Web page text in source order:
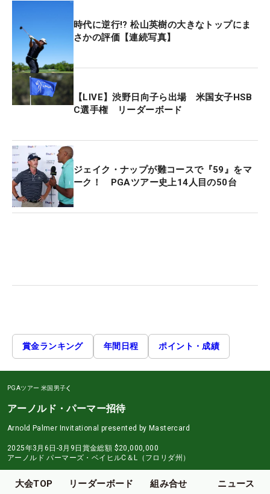
時代に逆行!? 松山英樹の大きなトップにま
さかの評価【連続写真】
【LIVE】渋野日向子ら出場 米国女子HSB
C選手権 リーダーボード
ジェイク・ナップが難コースで『59』をマ
ーク！ PGAツアー史上14人目の50台
賞金ランキング 年間日程 ポイント・成績
PGAツアー 米国男子
アーノルド・パーマー招待
Arnold Palmer Invitational presented by Mastercard
2025年3月6日-3月9日 賞金総額 $20,000,000
アーノルド パーマーズ・ベイヒルC＆L（フロリダ州）
大会TOP リーダーボード 組み合せ ニュース